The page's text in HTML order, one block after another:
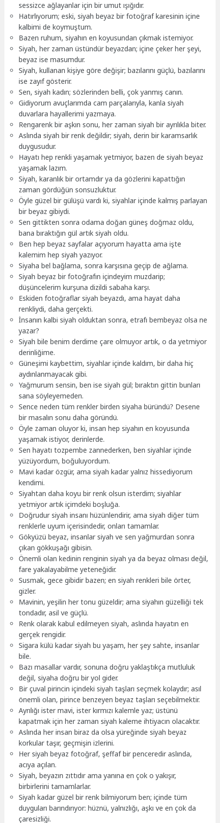
sessizce ağlayanlar için bir umut ışığıdır.
Hatırlıyorum; eski, siyah beyaz bir fotoğraf karesinin içine
kalbimi de koymuştum.
Bazen ruhum, siyahın en koyusundan çıkmak istemiyor.
Siyah, her zaman üstündür beyazdan; içine çeker her şeyi,
beyaz ise masumdur.
Siyah, kullanan kişiye göre değişir; bazılarını güçlü, bazılarını
ise zayıf gösterir.
Sen, siyah kadın; sözlerinden belli, çok yanmış canın.
Gidiyorum avuçlarımda cam parçalarıyla, kanla siyah
duvarlara hayallerimi yazmaya.
Rengarenk bir aşkın sonu, her zaman siyah bir ayrılıkla biter.
Aslında siyah bir renk değildir; siyah, derin bir karamsarlık
duygusudur.
Hayatı hep renkli yaşamak yetmiyor, bazen de siyah beyaz
yaşamak lazım.
Siyah, karanlık bir ortamdır ya da gözlerini kapattığın
zaman gördüğün sonsuzluktur.
Öyle güzel bir gülüşü vardı ki, siyahlar içinde kalmış parlayan
bir beyaz gibiydi.
Sen gittikten sonra odama doğan güneş doğmaz oldu,
bana bıraktığın gül artık siyah oldu.
Ben hep beyaz sayfalar açıyorum hayatta ama işte
kalemim hep siyah yazıyor.
Siyaha bel bağlama, sonra karşısına geçip de ağlama.
Siyah beyaz bir fotoğrafın içindeyim muzdarip;
düşüncelerim kurşuna dizildi sabaha karşı.
Eskiden fotoğraflar siyah beyazdı, ama hayat daha
renkliydi, daha gerçekti.
İnsanın kalbi siyah olduktan sonra, etrafı bembeyaz olsa ne
yazar?
Siyah bile benim derdime çare olmuyor artık, o da yetmiyor
derinliğime.
Güneşimi kaybettim, siyahlar içinde kaldım, bir daha hiç
aydınlanmayacak gibi.
Yağmurum sensin, ben ise siyah gül; bıraktın gittin bunları
sana söyleyemeden.
Sence neden tüm renkler birden siyaha büründü? Desene
bir masalın sonu daha göründü.
Öyle zaman oluyor ki, insan hep siyahın en koyusunda
yaşamak istiyor, derinlerde.
Sen hayatı tozpembe zannederken, ben siyahlar içinde
yüzüyordum, boğuluyordum.
Mavi kadar özgür, ama siyah kadar yalnız hissediyorum
kendimi.
Siyahtan daha koyu bir renk olsun isterdim; siyahlar
yetmiyor artık içimdeki boşluğa.
Doğrudur siyah insanı hüzünlendirir, ama siyah diğer tüm
renklerle uyum içerisindedir, onları tamamlar.
Gökyüzü beyaz, insanlar siyah ve sen yağmurdan sonra
çıkan gökkuşağı gibisin.
Önemli olan kedinin renginin siyah ya da beyaz olması değil,
fare yakalayabilme yeteneğidir.
Susmak, gece gibidir bazen; en siyah renkleri bile örter,
gizler.
Mavinin, yeşilin her tonu güzeldir; ama siyahın güzelliği tek
tondadır, asil ve güçlü.
Renk olarak kabul edilmeyen siyah, aslında hayatın en
gerçek rengidir.
Sigara külü kadar siyah bu yaşam, her şey sahte, insanlar
bile.
Bazı masallar vardır, sonuna doğru yaklaştıkça mutluluk
değil, siyaha doğru bir yol gider.
Bir çuval pirincin içindeki siyah taşları seçmek kolaydır; asıl
önemli olan, pirince benzeyen beyaz taşları seçebilmektir.
Ayrılığı ister mavi, ister kırmızı kalemle yaz; üstünü
kapatmak için her zaman siyah kaleme ihtiyacın olacaktır.
Aslında her insan biraz da olsa yüreğinde siyah beyaz
korkular taşır, geçmişin izlerini.
Her siyah beyaz fotoğraf, şeffaf bir penceredir aslında,
acıya açılan.
Siyah, beyazın zıttıdır ama yanına en çok o yakışır,
birbirlerini tamamlarlar.
Siyah kadar güzel bir renk bilmiyorum ben; içinde tüm
duyguları barındırıyor: hüznü, yalnızlığı, aşkı ve en çok da
çaresizliği.